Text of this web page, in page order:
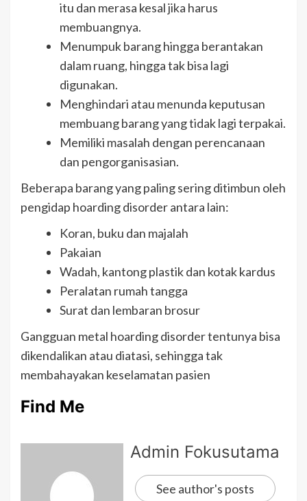
itu dan merasa kesal jika harus
membuangnya.
Menumpuk barang hingga berantakan
dalam ruang, hingga tak bisa lagi
digunakan.
Menghindari atau menunda keputusan
membuang barang yang tidak lagi terpakai.
Memiliki masalah dengan perencanaan
dan pengorganisasian.
Beberapa barang yang paling sering ditimbun oleh
pengidap hoarding disorder antara lain:
Koran, buku dan majalah
Pakaian
Wadah, kantong plastik dan kotak kardus
Peralatan rumah tangga
Surat dan lembaran brosur
Gangguan metal hoarding disorder tentunya bisa
dikendalikan atau diatasi, sehingga tak
membahayakan keselamatan pasien
Find Me
Admin Fokusutama
See author's posts